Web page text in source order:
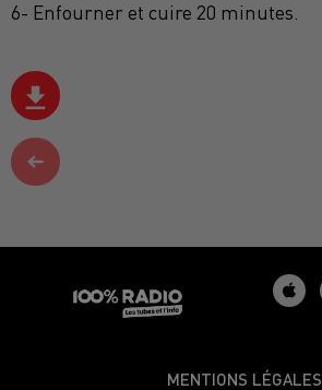
6- Enfourner et cuire 20 minutes.
MENTIONS LÉGALES